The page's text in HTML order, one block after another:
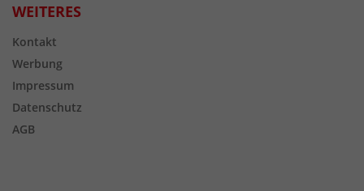
WEITERES
Kontakt
Werbung
Impressum
Datenschutz
AGB